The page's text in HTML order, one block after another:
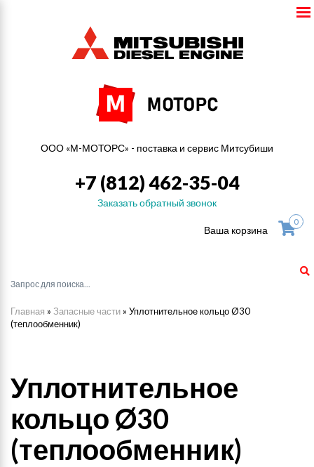
ООО «М-МОТОРС» - поставка и сервис Митсубиши
+7 (812) 462-35-04
Заказать обратный звонок
Ваша корзина
0
Главная » Запасные части » Уплотнительное кольцо Ø30
(теплообменник)
Уплотнительное
кольцо Ø30
(теплообменник)